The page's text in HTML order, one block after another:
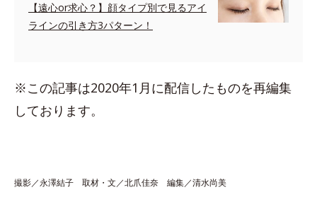
【遠心or求心？】顔タイプ別で見るアイ
ラインの引き方3パターン！
※この記事は2020年1月に配信したものを再編集
しております。
撮影／永澤結子 取材・文／北爪佳奈 編集／清水尚美